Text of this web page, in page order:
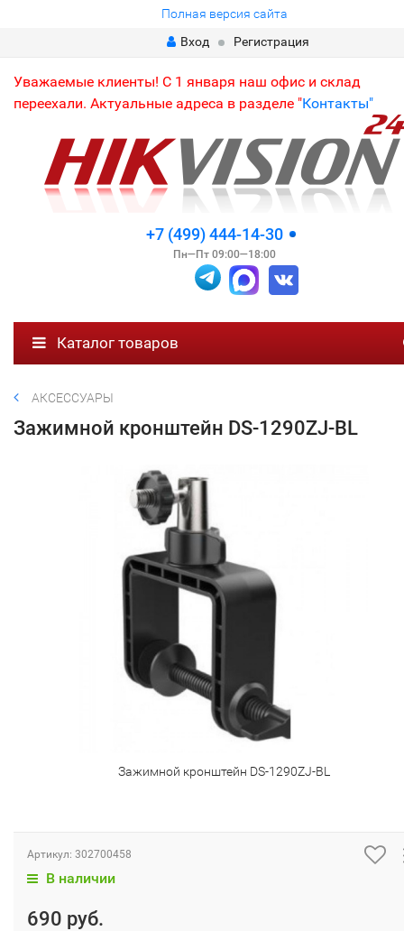
Полная версия сайта
Вход
Регистрация
Уважаемые клиенты! С 1 января наш офис и склад
переехали. Актуальные адреса в разделе "Контакты"
+7 (499) 444-14-30
Пн—Пт 09:00—18:00
Каталог товаров
АКСЕССУАРЫ
Зажимной кронштейн DS-1290ZJ-BL
Зажимной кронштейн DS-1290ZJ-BL
Артикул: 302700458
В наличии
690 руб.